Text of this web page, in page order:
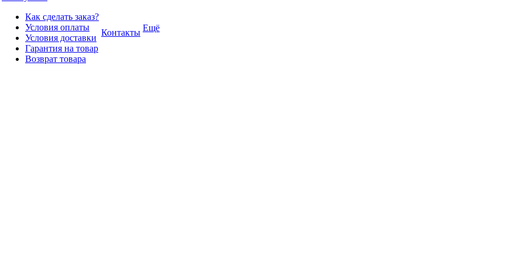
Как сделать заказ?
Условия оплаты
Условия доставки
Гарантия на товар
Возврат товара
Контакты Ещё